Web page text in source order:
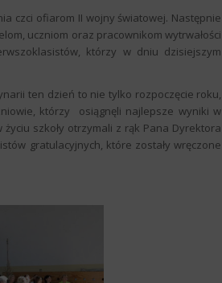
czci ofiarom II wojny światowej. Następnie
uczniom oraz pracownikom wytrwałości
którzy w dniu dzisiejszym
ten dzień to nie tylko rozpoczęcie roku,
którzy osiągnęli najlepsze wyniki w
szkoły otrzymali z rąk Pana Dyrektora
gratulacyjnych, które zostały wręczone